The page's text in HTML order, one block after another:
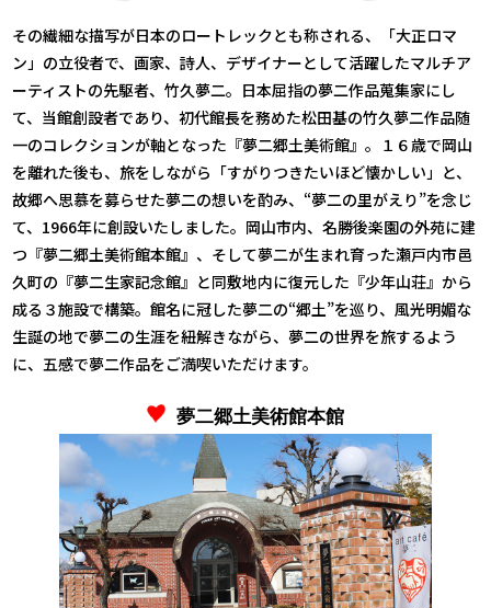
その繊細な描写が日本のロートレックとも称される、「大正ロマ
ン」の立役者で、画家、詩人、デザイナーとして活躍したマルチア
ーティストの先駆者、竹久夢二。日本屈指の夢二作品蒐集家にし
て、当館創設者であり、初代館長を務めた松田基の竹久夢二作品随
一のコレクションが軸となった『夢二郷土美術館』。１６歳で岡山
を離れた後も、旅をしながら「すがりつきたいほど懐かしい」と、
故郷へ思慕を募らせた夢二の想いを酌み、“夢二の里がえり”を念じ
て、1966年に創設いたしました。岡山市内、名勝後楽園の外苑に建
つ『夢二郷土美術館本館』、そして夢二が生まれ育った瀬戸内市邑
久町の『夢二生家記念館』と同敷地内に復元した『少年山荘』から
成る３施設で構築。館名に冠した夢二の“郷土”を巡り、風光明媚な
生誕の地で夢二の生涯を紐解きながら、夢二の世界を旅するよう
に、五感で夢二作品をご満喫いただけます。
夢二郷土美術館本館